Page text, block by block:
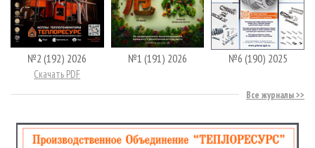
№2 (192) 2026
Скачать PDF
№1 (191) 2026 №6 (190) 2025
Все журналы